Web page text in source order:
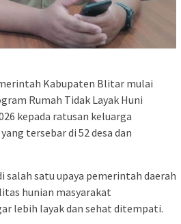
Kabupaten Blitar mulai
Rumah Tidak Layak Huni
kepada ratusan keluarga
tersebar di 52 desa dan
satu upaya pemerintah daerah
hunian masyarakat
lebih layak dan sehat ditempati.